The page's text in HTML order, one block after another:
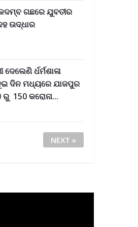
ଗଛରେ ଯୁବତୀର
ଉଦ୍ଧାର
ର୍ଧର୍ମଶାଳା
ଦିନ ମଧ୍ୟରେ ଯାଜପୁର
ରୁ 150 କରୋନା...
NEXT »